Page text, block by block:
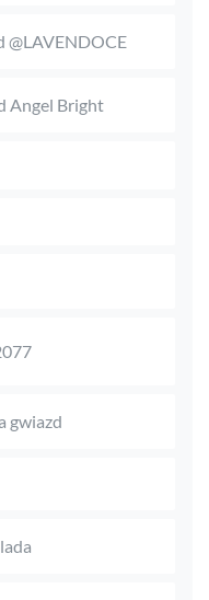
@LAVENDOCE
Angel Bright
gwiazd